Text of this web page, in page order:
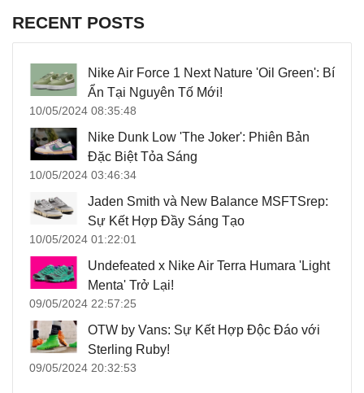
RECENT POSTS
Nike Air Force 1 Next Nature 'Oil Green': Bí
Ẩn Tại Nguyên Tố Mới!
10/05/2024 08:35:48
Nike Dunk Low 'The Joker': Phiên Bản
Đặc Biệt Tỏa Sáng
10/05/2024 03:46:34
Jaden Smith và New Balance MSFTSrep:
Sự Kết Hợp Đầy Sáng Tạo
10/05/2024 01:22:01
Undefeated x Nike Air Terra Humara 'Light
Menta' Trở Lại!
09/05/2024 22:57:25
OTW by Vans: Sự Kết Hợp Độc Đáo với
Sterling Ruby!
09/05/2024 20:32:53